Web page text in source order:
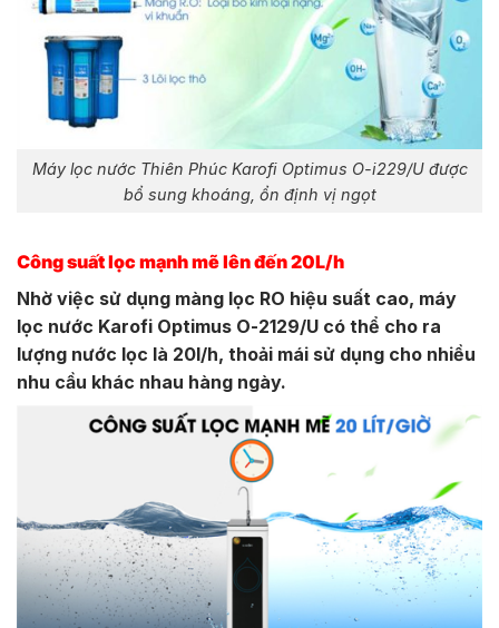
Máy lọc nước Thiên Phúc Karofi Optimus O-i229/U được
bổ sung khoáng, ổn định vị ngọt
Công suất lọc mạnh mẽ lên đến 20L/h
Nhờ việc sử dụng màng lọc RO hiệu suất cao, máy
lọc nước Karofi Optimus O-2129/U có thể cho ra
lượng nước lọc là 20l/h, thoải mái sử dụng cho nhiều
nhu cầu khác nhau hàng ngày.